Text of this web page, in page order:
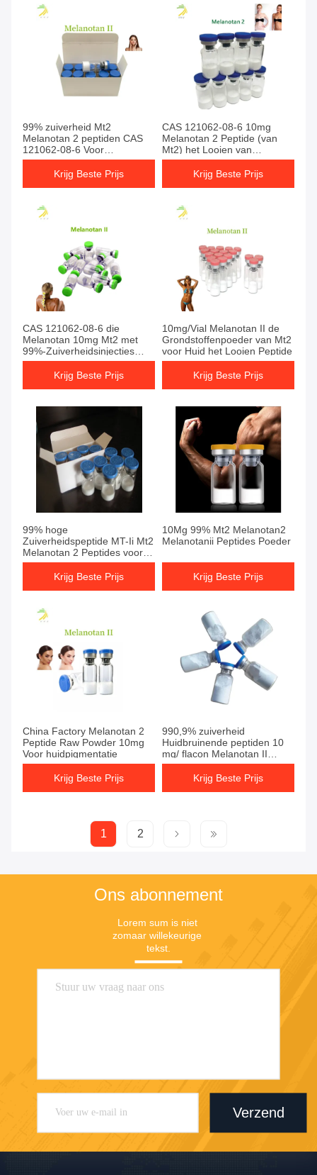
99% zuiverheid Mt2
Melanotan 2 peptiden CAS
121062-08-6 Voor
huidbruineren
Krijg Beste Prijs
CAS 121062-08-6 10mg
Melanotan 2 Peptide (van
Mt2) het Looien van
Melanotan Injecties
Krijg Beste Prijs
CAS 121062-08-6 die
Melanotan 10mg Mt2 met
99%-Zuiverheidsinjecties
looien
Krijg Beste Prijs
10mg/Vial Melanotan II de
Grondstoffenpoeder van Mt2
voor Huid het Looien Peptide
Krijg Beste Prijs
99% hoge
Zuiverheidspeptide MT-Ii Mt2
Melanotan 2 Peptides voor
Huid het Looien
Krijg Beste Prijs
10Mg 99% Mt2 Melanotan2
Melanotanii Peptides Poeder
Krijg Beste Prijs
China Factory Melanotan 2
Peptide Raw Powder 10mg
Voor huidpigmentatie
Krijg Beste Prijs
990,9% zuiverheid
Huidbruinende peptiden 10
mg/ flacon Melanotan II
Melanotan 2 Mt2
Krijg Beste Prijs
1 2
Ons abonnement
Lorem sum is niet
zomaar willekeurige
tekst.
Verzend